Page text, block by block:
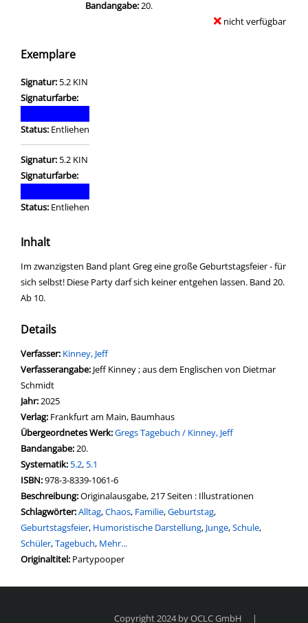
Bandangabe:20.
nicht verfügbar
Exemplare
Signatur: 5.2 KIN
Signaturfarbe:
Status: Entliehen
Signatur: 5.2 KIN
Signaturfarbe:
Status: Entliehen
Inhalt
Im zwanzigsten Band plant Greg eine große Geburtstagsfeier - für
sich selbst! Diese Party darf sich keiner entgehen lassen. Band 20.
Ab 10.
Details
Verfasser: Suche nach diesem Verfasser
Kinney, Jeff
Verfasserangabe: Jeff Kinney ; aus dem Englischen von Dietmar
Schmidt
Jahr:2025
Verlag: Frankfurt am Main, Baumhaus
Übergeordnetes Werk:Gregs Tagebuch / Kinney, Jeff
Bandangabe:20.
opens in new tab
Diesen Link in neuem Tab öffnen
Systematik: Suche nach dieser Systematik
5.2, 5.1
Suche nach diesem Interessenskreis
ISBN:978-3-8339-1061-6
Beschreibung:Originalausgabe, 217 Seiten : Illustrationen
Schlagwörter:Alltag,Chaos, Familie,Geburtstag,
Geburtstagsfeier, Humoristische Darstellung, Junge,Schule,
Schüler,Tagebuch, Mehr...
Suche nach dieser Beteiligten Person
Originaltitel: Partypooper
Copyright 2024 by OCLC GmbH |